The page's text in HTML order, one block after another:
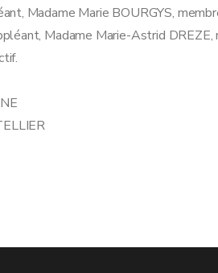
Madame Marie BOURGYS,
Madame Marie-Astrid